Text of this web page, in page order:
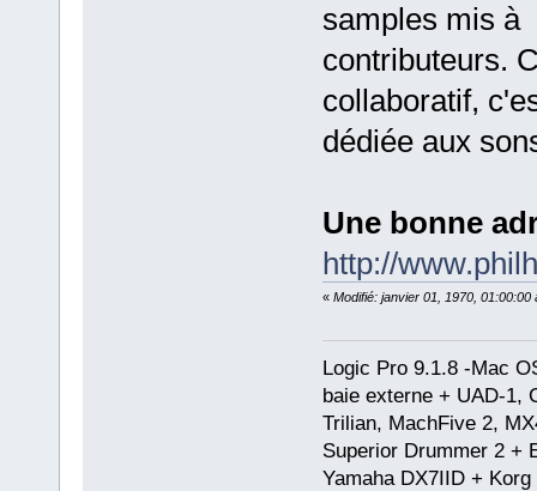
samples mis à
contributeurs.
collaboratif,
dédiée aux
Une bonne
http://
« Modifié: janvier 01, 1970, 01:00:00
Logic Pro 9.1.8 -Mac
baie externe + UAD-1,
Trilian, MachFive 2,
Superior Drummer 2 +
Yamaha DX7IID +